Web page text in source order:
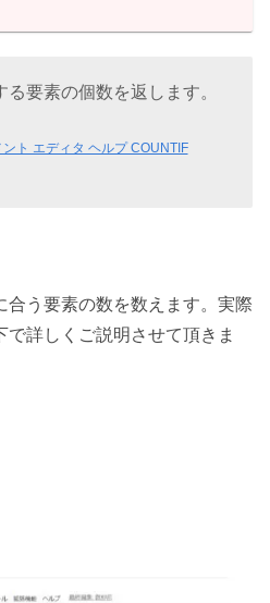
要素の個数を返します。
ト エディタ ヘルプ COUNTIF
合う要素の数を数えます。実際
詳しくご説明させて頂きま